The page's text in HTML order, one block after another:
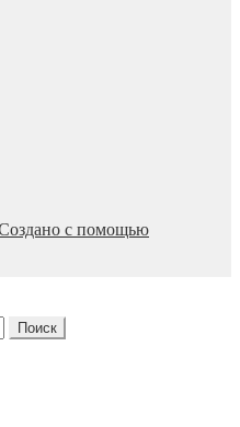
с помощью
Поиск